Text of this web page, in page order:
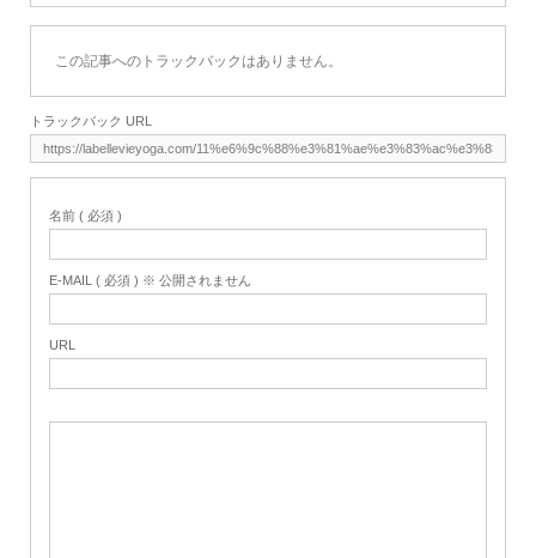
この記事へのトラックバックはありません。
トラックバック URL
名前 ( 必須 )
E-MAIL ( 必須 ) ※ 公開されません
URL